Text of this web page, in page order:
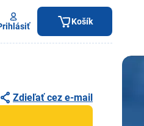
Košík
Zdieľať cez e-mail